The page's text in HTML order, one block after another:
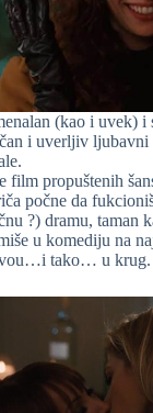
(kao i uvek) i
i uverljiv ljubavni
film propuštenih
počne da
?) dramu, taman
u komediju na
tako… u krug.